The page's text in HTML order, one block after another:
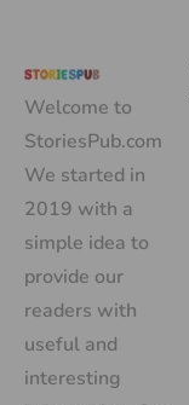
Welcome to
StoriesPub.com
We started in
2019 with a
simple idea to
provide our
readers with
useful and
interesting